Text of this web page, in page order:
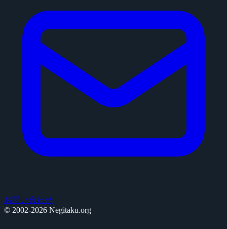
お問い合わせ
© 2002-2026 Negitaku.org